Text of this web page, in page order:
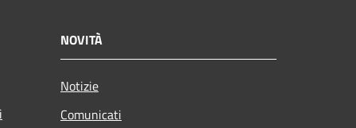
NOVITÀ
Notizie
Comunicati